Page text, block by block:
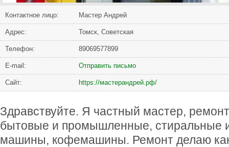
Контактное лицо: Мастер Андрей
Адрес: Томск, Советская
Телефон: 89069577899
Е-mail: Отправить письмо
Сайт: https://мастерандрей.рф/
Здравствуйте. Я частный мастер,
бытовые и промышленные, стиральные
машины, кофемашины. Ремонт делаю